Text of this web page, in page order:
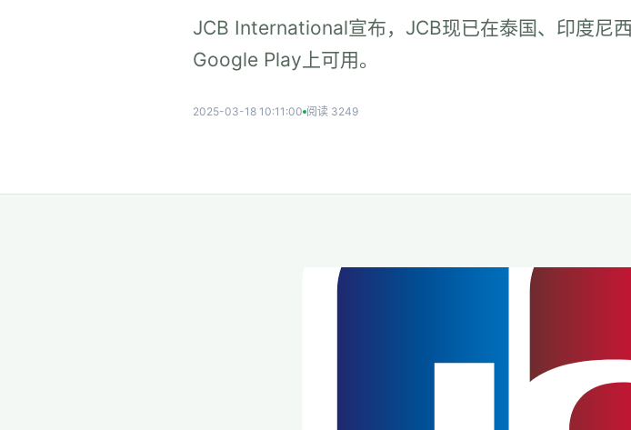
JCB International宣布，JCB现已在泰国、印度尼
Google Play上可用。
2025-03-18 10:11:00 阅读 3249